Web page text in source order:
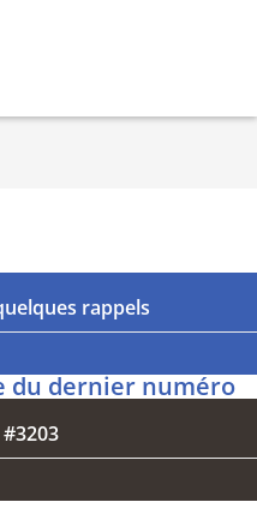
rappels
du dernier numéro